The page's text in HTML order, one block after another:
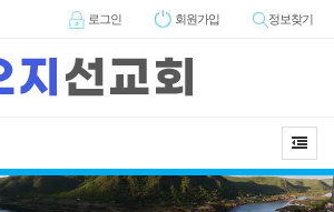
로그인 회원가입 정보찾기